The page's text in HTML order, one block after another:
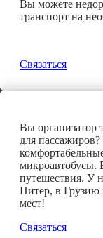
Вы можете
транспорт на
Связаться
Вы организатор
для
микроавтобусы.
путешествия. У
Питер, в Грузию
мест!
Связаться